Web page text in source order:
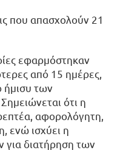
που απασχολούν 21
εφαρμόστηκαν
από 15 ημέρες,
ήμισυ των
ότι η
αφορολόγητη,
ενώ ισχύει η
διατήρηση των